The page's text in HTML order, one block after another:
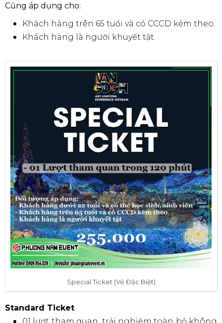
Cũng áp dụng cho:
Khách hàng trên 65 tuổi và có CCCD kèm theo.
Khách hàng là người khuyết tật.
Special Ticket (Vé Đặc Biệt)
Standard Ticket